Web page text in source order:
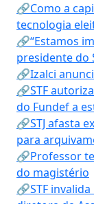
🔗Como a
tecnologia
🔗“Estamos
presidente do
🔗Izalci
🔗STF
do Fundef a
🔗STJ afasta
para
🔗Professor
do magistério
🔗STF